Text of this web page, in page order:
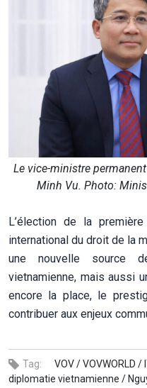
Le vice-ministre
Minh Vu. Photo:
L’élection de la
international du droit de la
une nouvelle source
vietnamienne, mais aussi
encore la place, le
contribuer aux enjeux
Tag: VOV /VOVWORLD /
diplomatie vietnamienne /